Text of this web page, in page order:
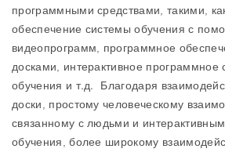
программными средствами, такими,
обеспечение системы обучения с
видеопрограмм, программное
досками, интерактивное программное
обучения и т.д. Благодаря
доски, простому человеческому
связанному с людьми и
обучения, более широкому